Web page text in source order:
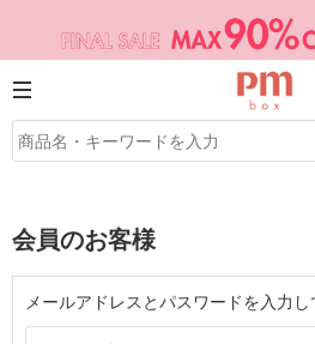
会員のお客様
メールアドレスとパスワードを入力し